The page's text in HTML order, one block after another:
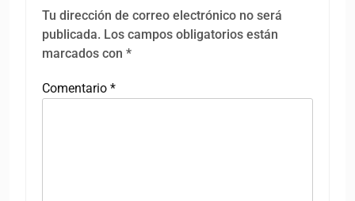
Tu dirección de correo electrónico no será
publicada. Los campos obligatorios están
marcados con *
Comentario *